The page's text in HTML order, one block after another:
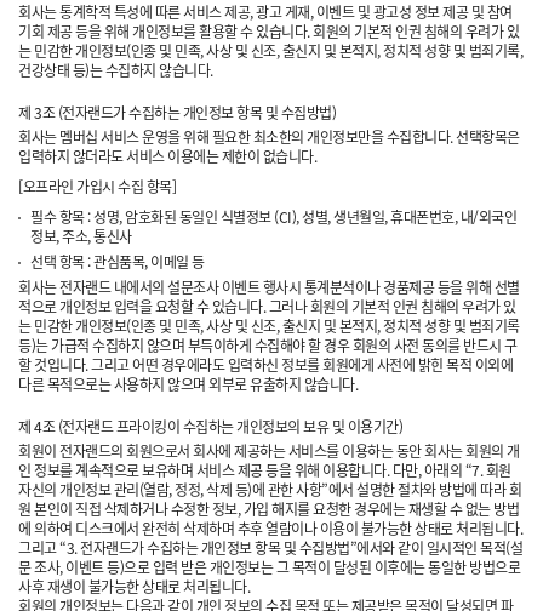
회사는 통계학적 특성에 따른 서비스 제공, 광고 게재, 이벤트 및 광고성 정보 제공 및 참여
기회 제공 등을 위해 개인정보를 활용할 수 있습니다. 회원의 기본적 인권 침해의 우려가 있
는 민감한 개인정보(인종 및 민족, 사상 및 신조, 출신지 및 본적지, 정치적 성향 및 범죄기록,
건강상태 등)는 수집하지 않습니다.
제 3조 (전자랜드가 수집하는 개인정보 항목 및 수집방법)
회사는 멤버십 서비스 운영을 위해 필요한 최소한의 개인정보만을 수집합니다. 선택항목은
입력하지 않더라도 서비스 이용에는 제한이 없습니다.
[오프라인 가입시 수집 항목]
필수 항목 : 성명, 암호화된 동일인 식별정보 (CI), 성별, 생년월일, 휴대폰번호, 내/외국인
정보, 주소, 통신사
선택 항목 : 관심품목, 이메일 등
회사는 전자랜드 내에서의 설문조사 이벤트 행사시 통계분석이나 경품제공 등을 위해 선별
적으로 개인정보 입력을 요청할 수 있습니다. 그러나 회원의 기본적 인권 침해의 우려가 있
는 민감한 개인정보(인종 및 민족, 사상 및 신조, 출신지 및 본적지, 정치적 성향 및 범죄기록
등)는 가급적 수집하지 않으며 부득이하게 수집해야 할 경우 회원의 사전 동의를 반드시 구
할 것입니다. 그리고 어떤 경우에라도 입력하신 정보를 회원에게 사전에 밝힌 목적 이외에
다른 목적으로는 사용하지 않으며 외부로 유출하지 않습니다.
제 4조 (전자랜드 프라이킹이 수집하는 개인정보의 보유 및 이용기간)
회원이 전자랜드의 회원으로서 회사에 제공하는 서비스를 이용하는 동안 회사는 회원의 개
인 정보를 계속적으로 보유하며 서비스 제공 등을 위해 이용합니다. 다만, 아래의 “7. 회원
자신의 개인정보 관리(열람, 정정, 삭제 등)에 관한 사항”에서 설명한 절차와 방법에 따라 회
원 본인이 직접 삭제하거나 수정한 정보, 가입 해지를 요청한 경우에는 재생할 수 없는 방법
에 의하여 디스크에서 완전히 삭제하며 추후 열람이나 이용이 불가능한 상태로 처리됩니다.
그리고 “3. 전자랜드가 수집하는 개인정보 항목 및 수집방법”에서와 같이 일시적인 목적(설
문 조사, 이벤트 등)으로 입력 받은 개인정보는 그 목적이 달성된 이후에는 동일한 방법으로
사후 재생이 불가능한 상태로 처리됩니다.
회원의 개인정보는 다음과 같이 개인 정보의 수집 목적 또는 제공받은 목적이 달성되면 파